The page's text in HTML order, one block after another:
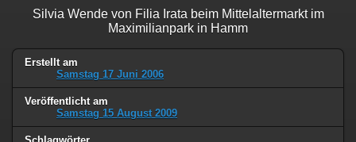
Silvia Wende von Filia Irata beim Mittelaltermarkt im
Maximilianpark in Hamm
Erstellt am
Samstag 17 Juni 2006
Veröffentlicht am
Samstag 15 August 2009